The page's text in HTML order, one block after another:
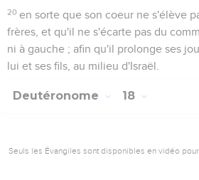
20 en sorte que son coeur ne s'élève
frères, et qu'il ne s'écarte pas du
ni à gauche ; afin qu'il prolonge ses
lui et ses fils, au milieu d'Israël.
Deutéronome 18
Seuls les Évangiles sont disponibles en vidéo pour